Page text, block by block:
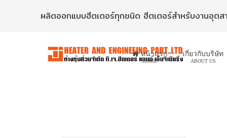
ผลิตออกแบบฮีตเตอร์ทุกชนิด ฮีตเตอร์สำหรับงานอุตส
หน้าแรก
HOME
เกี่ยวกับบริษัท
ABOUT US